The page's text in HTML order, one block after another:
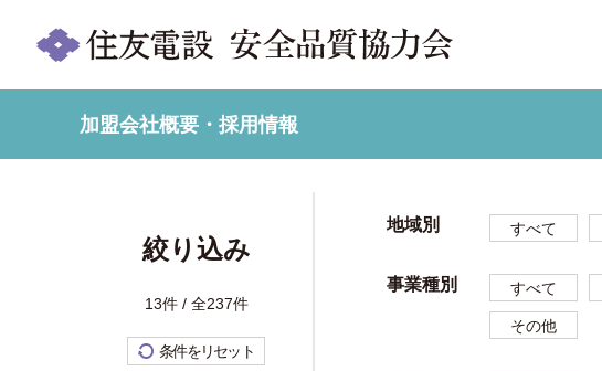
加盟会社概要・採用情報
絞り込み
13件 / 全237件
条件をリセット
地域別 すべて
事業種別 すべて
その他